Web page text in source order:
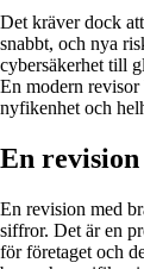
Det kräver dock
snabbt, och nya
cybersäkerhet till
En modern
nyfikenhet och
En
En revision med
siffror. Det är en
för företaget och